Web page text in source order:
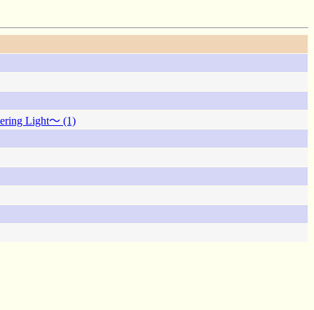
Light～ (1)